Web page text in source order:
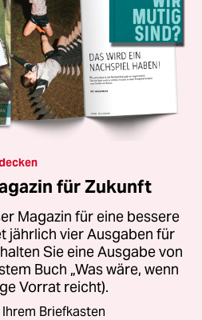
für Zukunft
Magazin für eine bessere
jährlich vier Ausgaben für
Sie eine Ausgabe von
Buch „Was wäre, wenn
Vorrat reicht).
Briefkasten